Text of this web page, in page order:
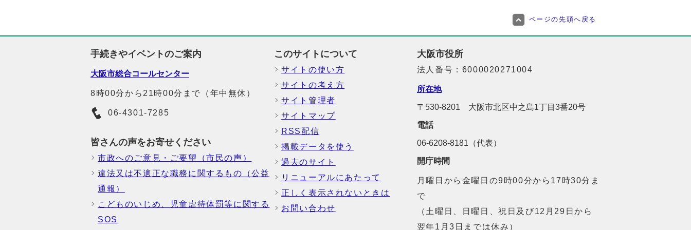
ページの先頭へ戻る
手続きやイベントのご案内
大阪市総合コールセンター
8時00分から21時00分まで（年中無休）
06-4301-7285
皆さんの声をお寄せください
市政へのご意見・ご要望（市民の声）
違法又は不適正な職務に関するもの（公益
通報）
こどものいじめ、児童虐待体罰等に関する
SOS
このサイトについて
サイトの使い方
サイトの考え方
サイト管理者
サイトマップ
RSS配信
掲載データを使う
過去のサイト
リニューアルにあたって
正しく表示されないときは
お問い合わせ
大阪市役所
法人番号：6000020271004
所在地
〒530-8201 大阪市北区中之島1丁目3番20号
電話
06-6208-8181（代表）
開庁時間
月曜日から金曜日の9時00分から17時30分ま
で
（土曜日、日曜日、祝日及び12月29日から
翌年1月3日までは休み）